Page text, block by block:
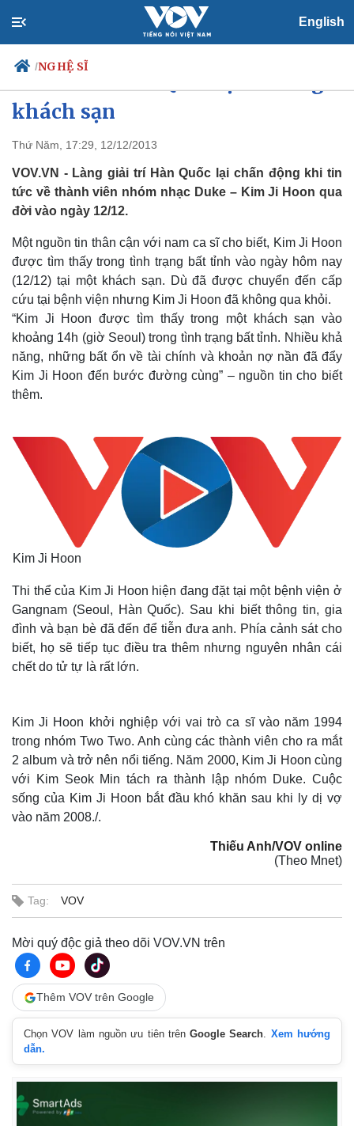
English
/NGHỆ SĨ
Chính trị
Đảng
Tổ chức nhân sự
Quốc hội
Nhận diện sự thật
Tin 24h
Dự báo thời tiết
Việc làm
Biển đảo
Quan sát
Infographic
khách sạn
Thứ Năm, 17:29, 12/12/2013
VOV.VN - Làng giải trí Hàn Quốc lại chấn động khi tin
tức về thành viên nhóm nhạc Duke – Kim Ji Hoon qua
đời vào ngày 12/12.
Một nguồn tin thân cận với nam ca sĩ cho biết, Kim Ji Hoon
được tìm thấy trong tình trạng bất tỉnh vào ngày hôm nay
(12/12) tại một khách sạn. Dù đã được chuyển đến cấp
cứu tại bệnh viện nhưng Kim Ji Hoon đã không qua khỏi.
“Kim Ji Hoon được tìm thấy trong một khách sạn vào
khoảng 14h (giờ Seoul) trong tình trạng bất tỉnh. Nhiều khả
năng, những bất ổn về tài chính và khoản nợ nần đã đẩy
Kim Ji Hoon đến bước đường cùng” – nguồn tin cho biết
thêm.
Kim Ji Hoon
Thi thể của Kim Ji Hoon hiện đang đặt tại một bệnh viện ở
Gangnam (Seoul, Hàn Quốc). Sau khi biết thông tin, gia
đình và bạn bè đã đến để tiễn đưa anh. Phía cảnh sát cho
biết, họ sẽ tiếp tục điều tra thêm nhưng nguyên nhân cái
chết do tử tự là rất lớn.
Kim Ji Hoon khởi nghiệp với vai trò ca sĩ vào năm 1994
trong nhóm Two Two. Anh cùng các thành viên cho ra mắt
2 album và trở nên nổi tiếng. Năm 2000, Kim Ji Hoon cùng
với Kim Seok Min tách ra thành lập nhóm Duke. Cuộc
sống của Kim Ji Hoon bắt đầu khó khăn sau khi ly dị vợ
vào năm 2008./.
Thiếu Anh/VOV online
(Theo Mnet)
Tag: VOV
Mời quý độc giả theo dõi VOV.VN trên
Thêm VOV trên Google
Chọn VOV làm nguồn ưu tiên trênGoogle Search. Xem hướng
dẫn.